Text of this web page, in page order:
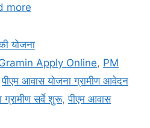
more
योजना
Apply Online, PM
पीएम आवास योजना ग्रामीण आवेदन
ग्रामीण सर्वे शुरू,पीएम आवास